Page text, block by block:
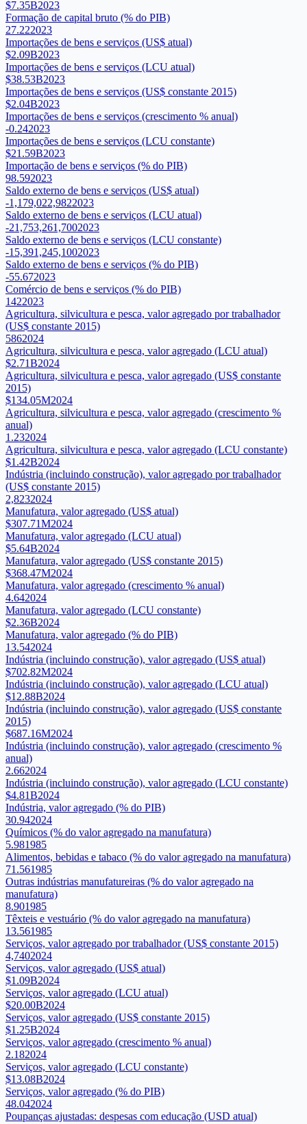
$7.35B2023
Formação de capital bruto (% do PIB)
27.222023
Importações de bens e serviços (US$ atual)
$2.09B2023
Importações de bens e serviços (LCU atual)
$38.53B2023
Importações de bens e serviços (US$ constante 2015)
$2.04B2023
Importações de bens e serviços (crescimento % anual)
-0.242023
Importações de bens e serviços (LCU constante)
$21.59B2023
Importação de bens e serviços (% do PIB)
98.592023
Saldo externo de bens e serviços (US$ atual)
-1,179,022,9822023
Saldo externo de bens e serviços (LCU atual)
-21,753,261,7002023
Saldo externo de bens e serviços (LCU constante)
-15,391,245,1002023
Saldo externo de bens e serviços (% do PIB)
-55.672023
Comércio de bens e serviços (% do PIB)
1422023
Agricultura, silvicultura e pesca, valor agregado por trabalhador
(US$ constante 2015)
5862024
Agricultura, silvicultura e pesca, valor agregado (LCU atual)
$2.71B2024
Agricultura, silvicultura e pesca, valor agregado (US$ constante
2015)
$134.05M2024
Agricultura, silvicultura e pesca, valor agregado (crescimento %
anual)
1.232024
Agricultura, silvicultura e pesca, valor agregado (LCU constante)
$1.42B2024
Indústria (incluindo construção), valor agregado por trabalhador
(US$ constante 2015)
2,8232024
Manufatura, valor agregado (US$ atual)
$307.71M2024
Manufatura, valor agregado (LCU atual)
$5.64B2024
Manufatura, valor agregado (US$ constante 2015)
$368.47M2024
Manufatura, valor agregado (crescimento % anual)
4.642024
Manufatura, valor agregado (LCU constante)
$2.36B2024
Manufatura, valor agregado (% do PIB)
13.542024
Indústria (incluindo construção), valor agregado (US$ atual)
$702.82M2024
Indústria (incluindo construção), valor agregado (LCU atual)
$12.88B2024
Indústria (incluindo construção), valor agregado (US$ constante
2015)
$687.16M2024
Indústria (incluindo construção), valor agregado (crescimento %
anual)
2.662024
Indústria (incluindo construção), valor agregado (LCU constante)
$4.81B2024
Indústria, valor agregado (% do PIB)
30.942024
Químicos (% do valor agregado na manufatura)
5.981985
Alimentos, bebidas e tabaco (% do valor agregado na manufatura)
71.561985
Outras indústrias manufatureiras (% do valor agregado na
manufatura)
8.901985
Têxteis e vestuário (% do valor agregado na manufatura)
13.561985
Serviços, valor agregado por trabalhador (US$ constante 2015)
4,7402024
Serviços, valor agregado (US$ atual)
$1.09B2024
Serviços, valor agregado (LCU atual)
$20.00B2024
Serviços, valor agregado (US$ constante 2015)
$1.25B2024
Serviços, valor agregado (crescimento % anual)
2.182024
Serviços, valor agregado (LCU constante)
$13.08B2024
Serviços, valor agregado (% do PIB)
48.042024
Poupanças ajustadas: despesas com educação (USD atual)